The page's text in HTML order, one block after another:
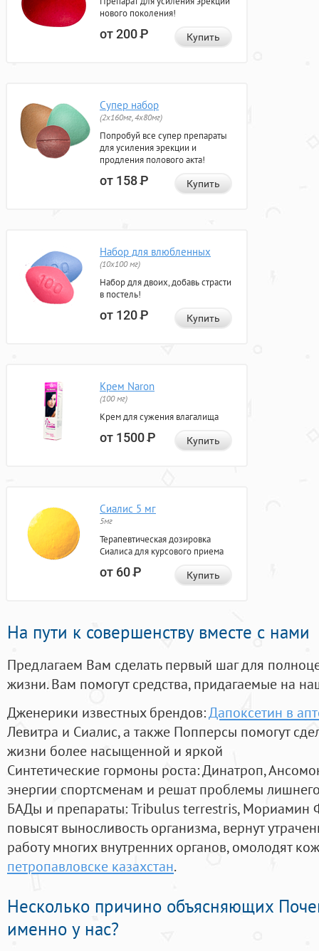
нового поколения!
от 200Р Купить
Супер набор
(2х160мг, 4х80мг)
Попробуй все супер препараты
для усиления эрекции и
продления полового акта!
от 158Р Купить
Набор для влюбленных
(10х100 мг)
Набор для двоих, добавь страсти
в постель!
от 120Р Купить
Крем Naron
(100 мг)
Крем для сужения влагалища
от 1500Р Купить
Сиалис 5 мг
5мг
Терапевтическая дозировка
Сиалиса для курсового приема
от 60Р Купить
На пути к совершенству вместе с нами
Предлагаем Вам сделать первый шаг для
жизни. Вам помогут средства, придагаемые на
Дженерики известных брендов:Дапоксетин в
Левитра и Сиалис, а также Попперсы помогут
жизни более насыщенной и яркой
Синтетические гормоны роста: Динатроп,
энергии спортсменам и решат проблемы
БАДы и препараты:Tribulus terrestris, Мориамин
повысят выносливость организма, вернут
работу многих внутренних органов, омолодят
петропавловске казахстан.
Несколько причино объясняющих
именно у нас?